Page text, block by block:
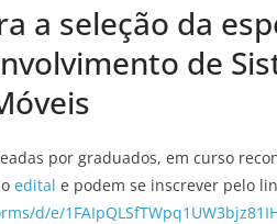
a seleção da
de
por graduados, em curso
edital e podem se inscrever pelo
d/e/